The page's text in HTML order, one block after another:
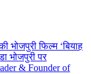
भोजपुरी फिल्म ‘बियाह
भोजपुरी पर
& Founder of